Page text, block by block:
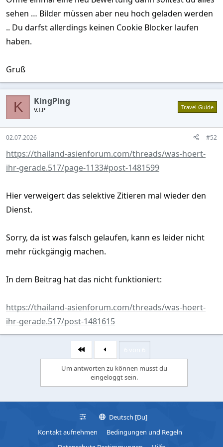
sehen … Bilder müssen aber neu hoch geladen werden
.. Du darfst allerdings keinen Cookie Blocker laufen
haben.
Gruß
K KingPing
V.I.P Travel Guide
02.07.2026 #52
https://thailand-asienforum.com/threads/was-hoert-
ihr-gerade.517/page-1133#post-1481599
Hier verweigert das selektive Zitieren mal wieder den
Dienst.
Sorry, da ist was falsch gelaufen, kann es leider nicht
mehr rückgängig machen.
In dem Beitrag hat das nicht funktioniert:
https://thailand-asienforum.com/threads/was-hoert-
ihr-gerade.517/post-1481615
Erste
Um antworten zu können musst du
eingeloggt sein.
Deutsch [Du]
Kontakt aufnehmen
Bedingungen und Regeln